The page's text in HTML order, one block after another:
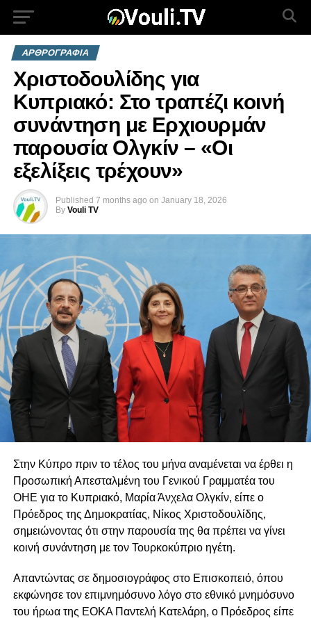
ΑΡΘΡΟΓΡΑΦΙΑ
Χριστοδουλίδης για
Κυπριακό: Στο τραπέζι κοινή
συνάντηση με Ερχιουρμάν
παρουσία Ολγκίν – «Οι
εξελίξεις τρέχουν»
Published 7 months ago on January 18, 2026
By Vouli TV
Στην Κύπρο πριν το τέλος του μήνα αναμένεται να έρθει η
Προσωπική Απεσταλμένη του Γενικού Γραμματέα του
ΟΗΕ για το Κυπριακό, Μαρία Άνχελα Ολγκίν, είπε ο
Πρόεδρος της Δημοκρατίας, Νίκος Χριστοδουλίδης,
σημειώνοντας ότι στην παρουσία της θα πρέπει να γίνει
κοινή συνάντηση με τον Τουρκοκύπριο ηγέτη.
Απαντώντας σε δημοσιογράφος στο Επισκοπειό, όπου
εκφώνησε τον επιμνημόσυνο λόγο στο εθνικό μνημόσυνο
του ήρωα της ΕΟΚΑ Παντελή Κατελάρη, ο Πρόεδρος είπε